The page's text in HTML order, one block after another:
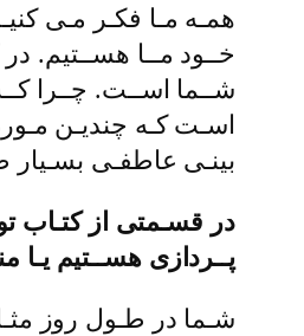
همـه مـا فکـر مـی
خــود مــا هســتیم.
شــما اســت. چــرا
اسـت کـه چندیـن
بینـی عاطفـی بسـیار
در قسـمتی از کتـاب
پــردازی هســتیم
شـما در طـول روز